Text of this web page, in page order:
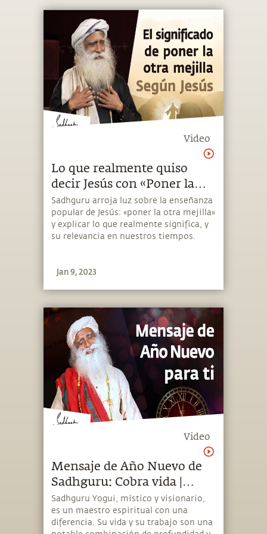
Video
Lo que realmente quiso
decir Jesús con «Poner la
otra mejilla» | Sadhguru
Español
Sadhguru arroja luz sobre la enseñanza
popular de Jesús: «poner la otra mejilla»
y explicar lo que realmente significa, y
su relevancia en nuestros tiempos.
Jan 9, 2023
Video
Mensaje de Año Nuevo de
Sadhguru: Cobra vida |
Sadhguru Español
Sadhguru Yogui, místico y visionario,
es un maestro espiritual con una
diferencia. Su vida y su trabajo son una